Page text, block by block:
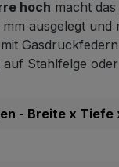
hoch macht das
ausgelegt
Stahlfelge
- Breite x Tiefe